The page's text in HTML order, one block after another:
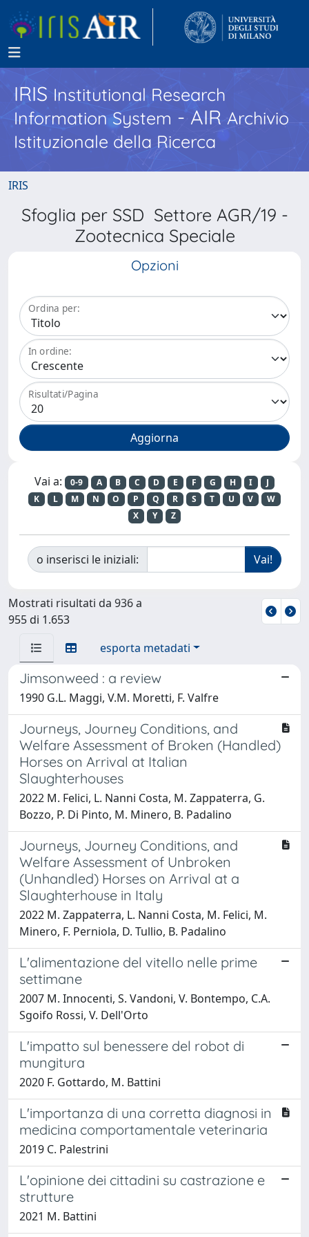
IRISInstitutional Research
Information System - AIR Archivio
Istituzionale della Ricerca
IRIS
Sfoglia per SSD Settore AGR/19 -
Zootecnica Speciale
Opzioni
Ordina per:
In ordine:
Risultati/Pagina
Vai a: 0-9 A B C D E F G H I
J
K
L M N O P Q R S T U V
W
X
Y Z
o inserisci le iniziali:
Mostrati risultati da 936 a
955 di 1.653
esporta metadati
Jimsonweed : a review
1990 G.L. Maggi, V.M. Moretti, F. Valfre
Journeys, Journey Conditions, and
Welfare Assessment of Broken (Handled)
Horses on Arrival at Italian
Slaughterhouses
2022 M. Felici, L. Nanni Costa, M. Zappaterra, G.
Bozzo, P. Di Pinto, M. Minero, B. Padalino
Journeys, Journey Conditions, and
Welfare Assessment of Unbroken
(Unhandled) Horses on Arrival at a
Slaughterhouse in Italy
2022 M. Zappaterra, L. Nanni Costa, M. Felici, M.
Minero, F. Perniola, D. Tullio, B. Padalino
L'alimentazione del vitello nelle prime
settimane
2007 M. Innocenti, S. Vandoni, V. Bontempo, C.A.
Sgoifo Rossi, V. Dell'Orto
L'impatto sul benessere del robot di
mungitura
2020 F. Gottardo, M. Battini
L'importanza di una corretta diagnosi in
medicina comportamentale veterinaria
2019 C. Palestrini
L'opinione dei cittadini su castrazione e
strutture
2021 M. Battini